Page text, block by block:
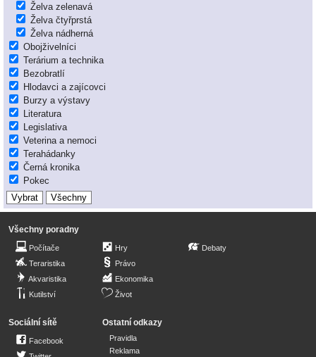
Želva zelenavá
Želva čtyřprstá
Želva nádherná
Obojživelníci
Terárium a technika
Bezobratlí
Hlodavci a zajícovci
Burzy a výstavy
Literatura
Legislativa
Veterina a nemoci
Terahádanky
Černá kronika
Pokec
Všechny poradny
Počítače
Teraristika
Akvaristika
Kutilství
Hry
Právo
Ekonomika
Život
Debaty
Sociální sítě
Facebook
Ostatní odkazy
Pravidla
Reklama